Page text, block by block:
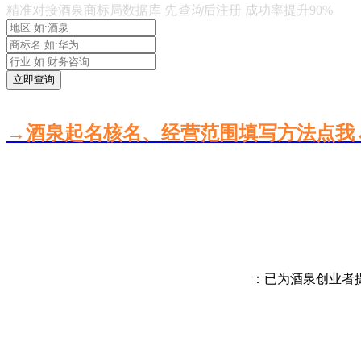
精准对接酒泉商标局数据库 先 查询后注册 成功率提升90%
立即查询
→酒泉起名核名、经营范围填写方法点
：已为酒泉创业者